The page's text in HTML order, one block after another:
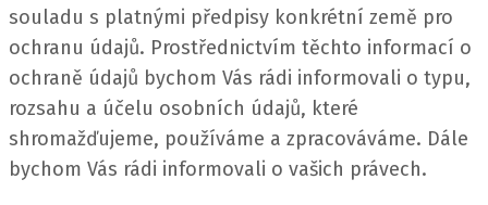
souladu s platnými předpisy konkrétní země pro
ochranu údajů. Prostřednictvím těchto informací o
ochraně údajů bychom Vás rádi informovali o typu,
rozsahu a účelu osobních údajů, které
shromažďujeme, používáme a zpracováváme. Dále
bychom Vás rádi informovali o vašich právech.